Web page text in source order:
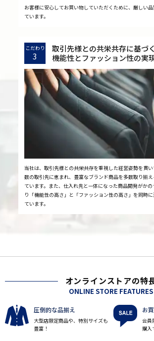
お客様に安心してお買い物していただくために、厳しい
ています。
こだわり
3
取引先様との共栄共存に基づく
機能性とファッション性の実
当社は、取引先様との共栄共存を重視した経営姿勢を貫
数の取引先に恵まれ、豊富なブランド商品を多数取り揃
ています。また、仕入れ先と一体になった商品開発がか
り「機能性の高さ」と「ファッション性の高さ」を同時
ています。
オンラインストアの特
ONLINE STORE FEATURES
圧倒的な品揃え
大型店限定商品や、特別サイズも
豊富！
お
会員
購入